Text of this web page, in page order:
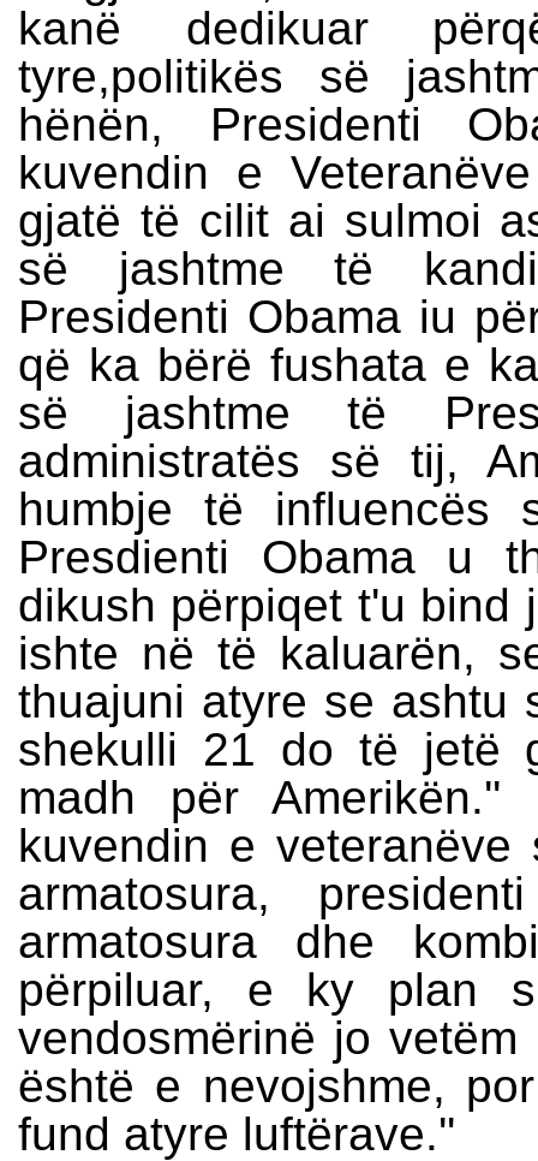
kanë dedikuar
tyre,politikës së
hënën, Presidenti
kuvendin e
gjatë të cilit ai sulmoi
së jashtme të
Presidenti Obama iu
që ka bërë fushata e
së jashtme të
administratës së tij,
humbje të
Presdienti Obama u
dikush përpiqet t'u bind
ishte në të kaluarën,
thuajuni atyre se ashtu
shekulli 21 do të jetë
madh për
kuvendin e
armatosura,
armatosura dhe
përpiluar, e ky plan
vendosmërinë jo
është e nevojshme,
fund atyre luftërave.''